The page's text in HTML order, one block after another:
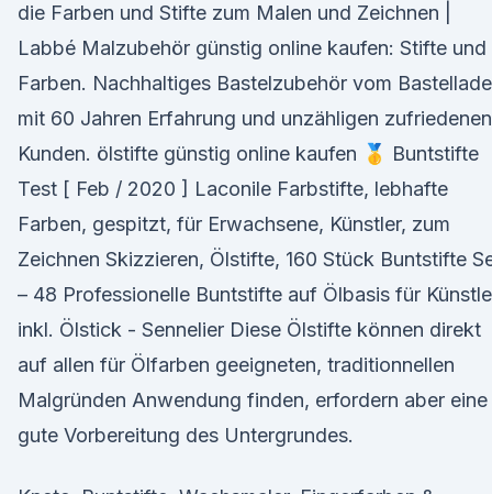
die Farben und Stifte zum Malen und Zeichnen |
Labbé Malzubehör günstig online kaufen: Stifte und
Farben. Nachhaltiges Bastelzubehör vom
mit 60 Jahren Erfahrung und unzähligen zufriedenen
Kunden. ölstifte günstig online kaufen 🥇 Buntstifte
Test [ Feb / 2020 ] Laconile Farbstifte, lebhafte
Farben, gespitzt, für Erwachsene, Künstler, zum
Zeichnen Skizzieren, Ölstifte, 160 Stück Buntstifte
– 48 Professionelle Buntstifte auf Ölbasis für
inkl. Ölstick - Sennelier Diese Ölstifte können direkt
auf allen für Ölfarben geeigneten, traditionnellen
Malgründen Anwendung finden, erfordern aber eine
gute Vorbereitung des Untergrundes.